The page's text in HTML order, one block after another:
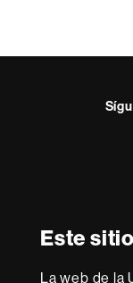
Este
La web de la